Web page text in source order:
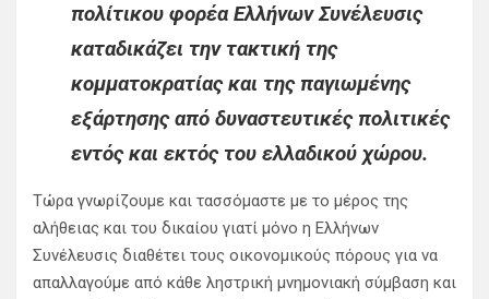
πολίτικου φορέα Ελλήνων Συνέλευσις
καταδικάζει την τακτική της
κομματοκρατίας και της παγιωμένης
εξάρτησης από δυναστευτικές πολιτικές
εντός και εκτός του ελλαδικού χώρου.
Τώρα γνωρίζουμε και τασσόμαστε με το μέρος της
αλήθειας και του δικαίου γιατί μόνο η Ελλήνων
Συνέλευσις διαθέτει τους οικονομικούς πόρους για να
απαλλαγούμε από κάθε ληστρική μνημονιακή σύμβαση και